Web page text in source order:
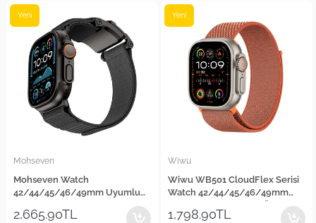
Mohseven
Mohseven Watch
42/44/45/46/49mm Uyumlu
Kordon
Yeni
2,665.90TL
Wiwu
Wiwu WB501 CloudFlex Serisi
Watch 42/44/45/46/49mm
Strap Kayış
Yeni
1,798.90TL